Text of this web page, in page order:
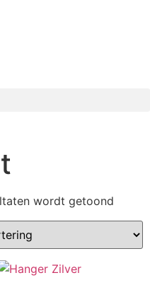
wordt getoond